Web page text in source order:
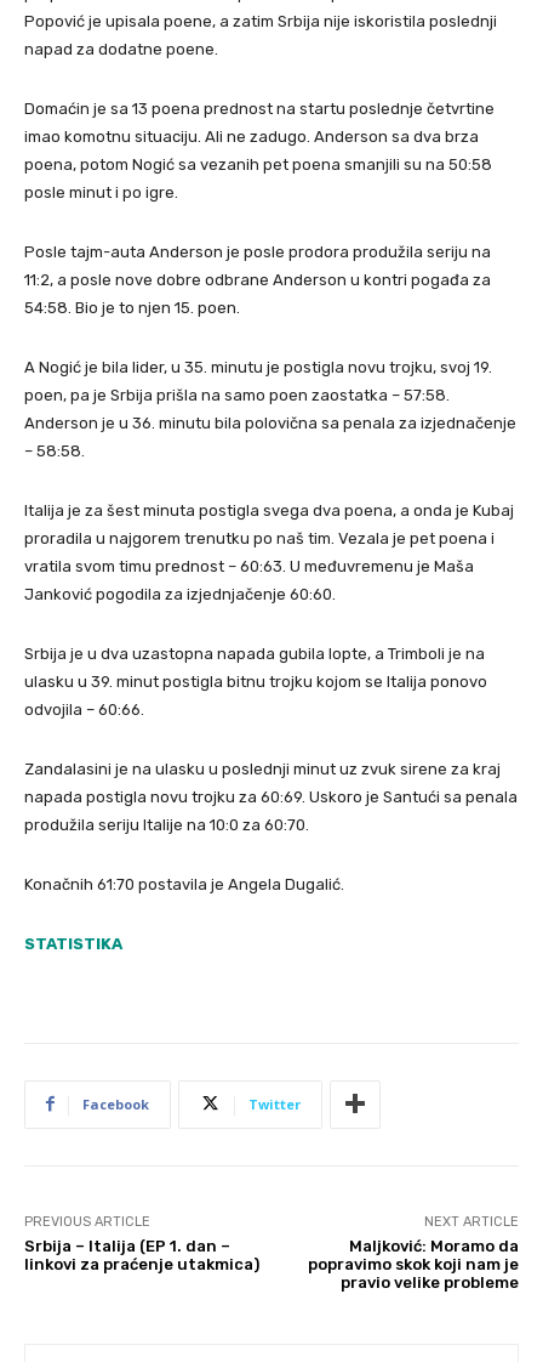
Popović je upisala poene, a zatim Srbija nije iskoristila poslednji
napad za dodatne poene.
Domaćin je sa 13 poena prednost na startu poslednje četvrtine
imao komotnu situaciju. Ali ne zadugo. Anderson sa dva brza
poena, potom Nogić sa vezanih pet poena smanjili su na 50:58
posle minut i po igre.
Posle tajm-auta Anderson je posle prodora produžila seriju na
11:2, a posle nove dobre odbrane Anderson u kontri pogađa za
54:58. Bio je to njen 15. poen.
A Nogić je bila lider, u 35. minutu je postigla novu trojku, svoj 19.
poen, pa je Srbija prišla na samo poen zaostatka – 57:58.
Anderson je u 36. minutu bila polovična sa penala za izjednačenje
– 58:58.
Italija je za šest minuta postigla svega dva poena, a onda je Kubaj
proradila u najgorem trenutku po naš tim. Vezala je pet poena i
vratila svom timu prednost – 60:63. U međuvremenu je Maša
Janković pogodila za izjednjačenje 60:60.
Srbija je u dva uzastopna napada gubila lopte, a Trimboli je na
ulasku u 39. minut postigla bitnu trojku kojom se Italija ponovo
odvojila – 60:66.
Zandalasini je na ulasku u poslednji minut uz zvuk sirene za kraj
napada postigla novu trojku za 60:69. Uskoro je Santući sa penala
produžila seriju Italije na 10:0 za 60:70.
Konačnih 61:70 postavila je Angela Dugalić.
STATISTIKA
Facebook Twitter
PREVIOUS ARTICLE
Srbija – Italija (EP 1. dan –
linkovi za praćenje utakmica)
NEXT ARTICLE
Maljković: Moramo da
popravimo skok koji nam je
pravio velike probleme